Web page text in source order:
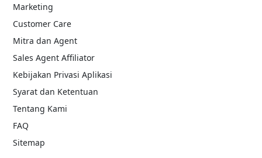
Marketing
Customer Care
Mitra dan Agent
Sales Agent Affiliator
Kebijakan Privasi Aplikasi
Syarat dan Ketentuan
Tentang Kami
FAQ
Sitemap